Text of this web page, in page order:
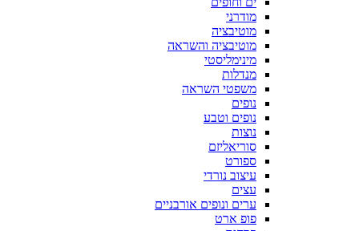
מודרני
מוטיבציה
מוטיבציה והשראה
מינימליסטי
מנדלות
משפטי השראה
נופים
נופים וטבע
נוצות
סוריאליזם
ספורט
עיצוב נורדי
עצים
ערים ונופים אורבניים
פופ ארט